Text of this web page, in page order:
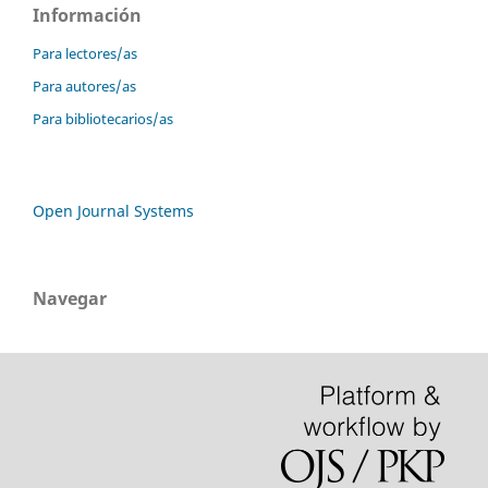
Información
Para lectores/as
Para autores/as
Para bibliotecarios/as
Open Journal Systems
Navegar